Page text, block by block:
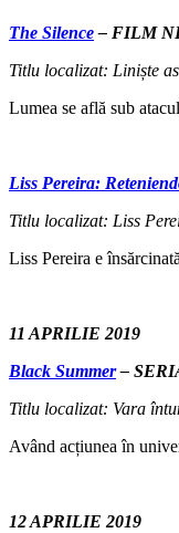
The Silence– FILM
Titlu localizat: Liniște
Lumea se află sub
Liss Pereira:
Titlu localizat: Liss
Liss Pereira e
11 APRILIE 2019
Black Summer–
Titlu localizat: Vara
Având acțiunea în
12 APRILIE 2019